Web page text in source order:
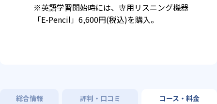
※英語学習開始時には、専用リスニング機器
「E-Pencil」6,600円(税込)を購入。
総合情報 評判・口コミ コース・料金